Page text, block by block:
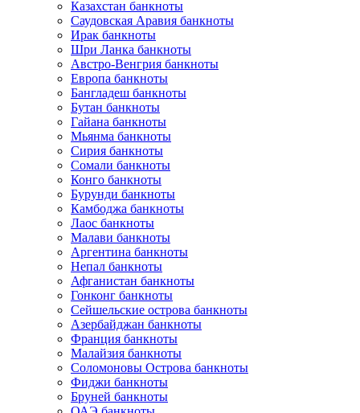
Казахстан банкноты
Саудовская Аравия банкноты
Ирак банкноты
Шри Ланка банкноты
Австро-Венгрия банкноты
Европа банкноты
Бангладеш банкноты
Бутан банкноты
Гайана банкноты
Мьянма банкноты
Сирия банкноты
Сомали банкноты
Конго банкноты
Бурунди банкноты
Камбоджа банкноты
Лаос банкноты
Малави банкноты
Аргентина банкноты
Непал банкноты
Афганистан банкноты
Гонконг банкноты
Сейшельские острова банкноты
Азербайджан банкноты
Франция банкноты
Малайзия банкноты
Соломоновы Острова банкноты
Фиджи банкноты
Бруней банкноты